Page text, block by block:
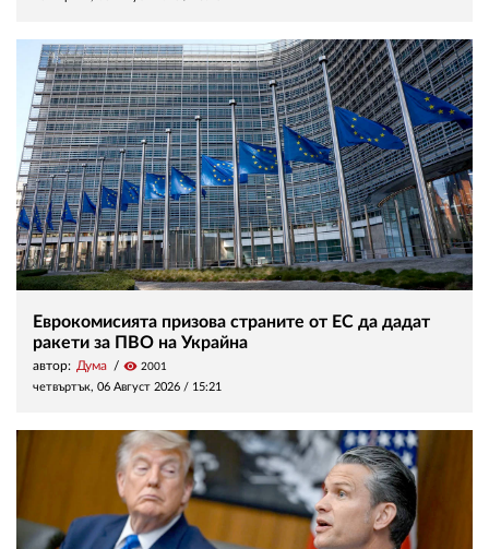
Еврокомисията призова страните от ЕС да дадат
ракети за ПВО на Украйна
автор: Дума visibility 2001
четвъртък, 06 Август 2026 / 15:21